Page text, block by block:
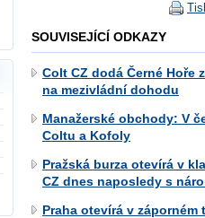
SOUVISEJÍCÍ ODKAZY
Colt CZ dodá Černé Hoře
na mezivládní dohodu
Manažerské obchody: V
Coltu a Kofoly
Pražská burza otevírá v
CZ dnes naposledy s
Praha otevírá v